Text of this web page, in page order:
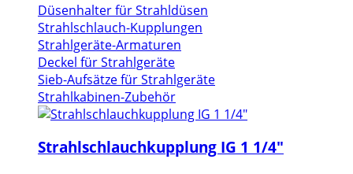
Düsenhalter für Strahldüsen
Strahlschlauch-Kupplungen
Strahlgeräte-Armaturen
Deckel für Strahlgeräte
Sieb-Aufsätze für Strahlgeräte
Strahlkabinen-Zubehör
Strahlschlauchkupplung IG 1 1/4"